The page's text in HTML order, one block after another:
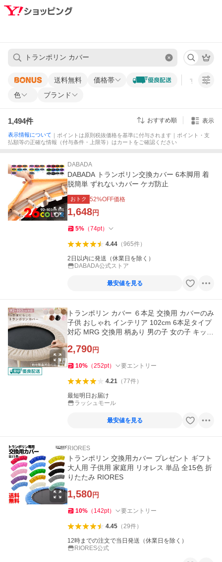
送料無料 価格帯 すべての条
色 ブランド
1,494件 おすすめ順 表示
表示情報について ｜ポイントは原則税抜価格を基準に付与されます｜ポイント・支
払額等の正確な情報（付与条件・上限等）はカートをご確認ください
DABADA
DABADA トランポリン交換カバー 6本脚用 着
脱簡単 ずれないカバー ケガ防止
おトク 52%OFF価格
1,648円
5% （74pt）
4.44（965件）
2日以内に発送（休業日を除く）
DABADA公式ストア
最安値を見る
トランポリン カバー ６本足 交換用 カバーのみ
子供 おしゃれ インテリア 102cm 6本足タイプ
対応 MRG 交換用 柄あり 男の子 女の子 キッズ
2,790円
10% （252pt） 要エントリー
4.21（77件）
最短明日お届け
ラッシュモール
最安値を見る
RIORES
トランポリン 交換用カバー プレゼント ギフト
大人用 子供用 家庭用 リオレス 単品 全15色 折
りたたみ RIORES
1,580円
10% （ 142pt） 要エントリー
4.45（29件）
12時までの注文で当日発送（休業日を除く）
RIORES公式